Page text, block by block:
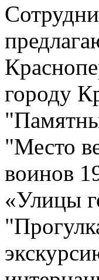
городу
"Место
воинов
«Улицы